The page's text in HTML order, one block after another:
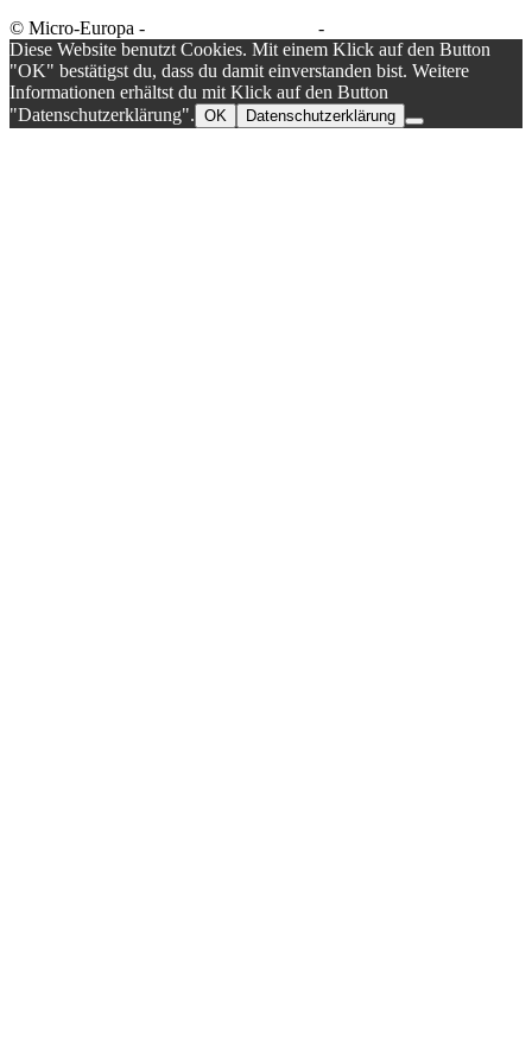
© Micro-Europa -
-
Diese Website benutzt Cookies. Mit einem Klick auf den Button
"OK" bestätigst du, dass du damit einverstanden bist. Weitere
Informationen erhältst du mit Klick auf den Button
"Datenschutzerklärung". OK Datenschutzerklärung